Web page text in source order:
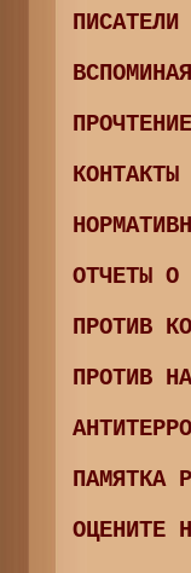
ПИСАТЕЛИ
ПРОЧТЕНИЕ
КОНТАКТЫ
ОТЧЕТЫ О
ПРОТИВ
ПРОТИВ
ПАМЯТКА
ОЦЕНИТЕ